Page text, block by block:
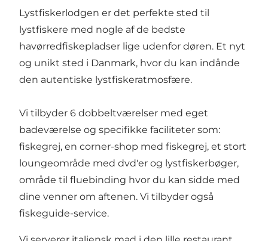
Lystfiskerlodgen er det perfekte sted til
lystfiskere med nogle af de bedste
havørredfiskepladser lige udenfor døren. Et nyt
og unikt sted i Danmark, hvor du kan indånde
den autentiske lystfiskeratmosfære.
Vi tilbyder 6 dobbeltværelser med eget
badeværelse og specifikke faciliteter som:
fiskegrej, en corner-shop med fiskegrej, et stort
loungeområde med dvd'er og lystfiskerbøger,
område til fluebinding hvor du kan sidde med
dine venner om aftenen. Vi tilbyder også
fiskeguide-service.